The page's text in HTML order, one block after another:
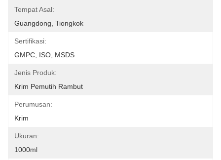
Tempat Asal:
Guangdong, Tiongkok
Sertifikasi:
GMPC, ISO, MSDS
Jenis Produk:
Krim Pemutih Rambut
Perumusan:
Krim
Ukuran:
1000ml